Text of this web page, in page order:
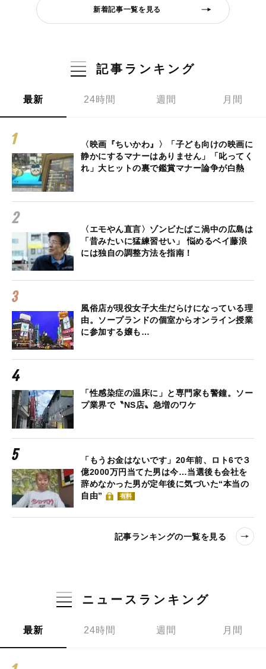
新着記事一覧を見る
記事ランキング
最新 24時間 週間 月間
〈映画『ちいかわ』〉「子ども向けの映画に
静かにするマナーはありません」「叱ってく
れ」大ヒットの裏で鑑賞マナー論争が白熱
〈エモやん直言〉ゾンビたばこ渦中の広島は
「昔みたいに猛練習せい」 悩めるベイ藤浪
には独自の調整方法を指南！
風俗店が現役女子大生だらけになっている理
由。ソープランドの個室からオンライン授業
に参加する嬢も…
「性感染症の温床に」と専門家も警鐘。ソー
プ業界で〝NS店〟急増のワケ
「もうお金はないです」20年前、ロト6で３
億2000万円当てた男は今…当選後も会社を
辞めなかった男が定年後に気づいた“本当の
自由”
有料
記事ランキングの一覧を見る
ニュースランキング
最新 24時間 週間 月間